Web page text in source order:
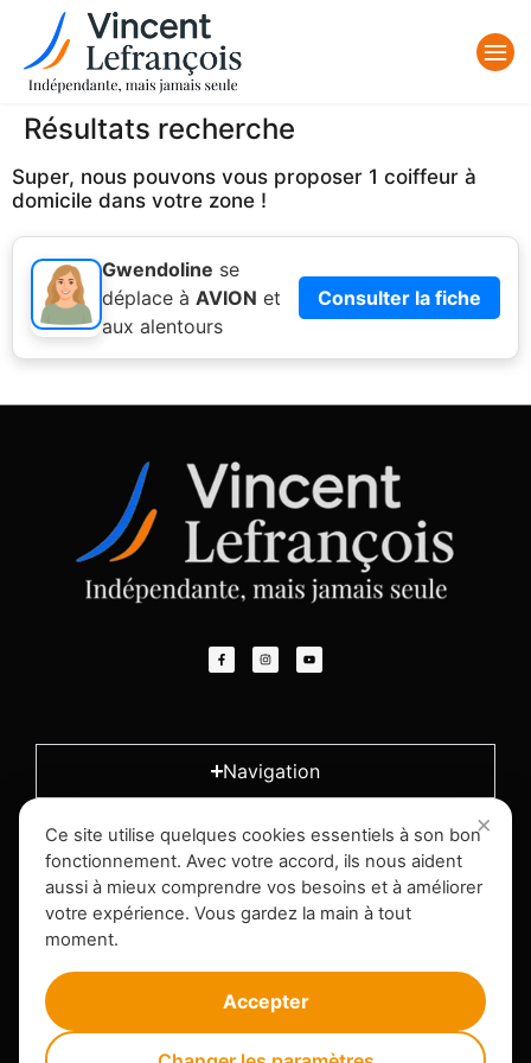
Résultats recherche
Super, nous pouvons vous proposer 1 coiffeur à
domicile dans votre zone !
Gwendoline se
déplace à AVION et
aux alentours
Consulter la fiche
Navigation
L'entreprise
Infos légales
Ce site utilise quelques cookies essentiels à son bon
fonctionnement. Avec votre accord, ils nous aident
aussi à mieux comprendre vos besoins et à améliorer
votre expérience. Vous gardez la main à tout
moment.
Accepter